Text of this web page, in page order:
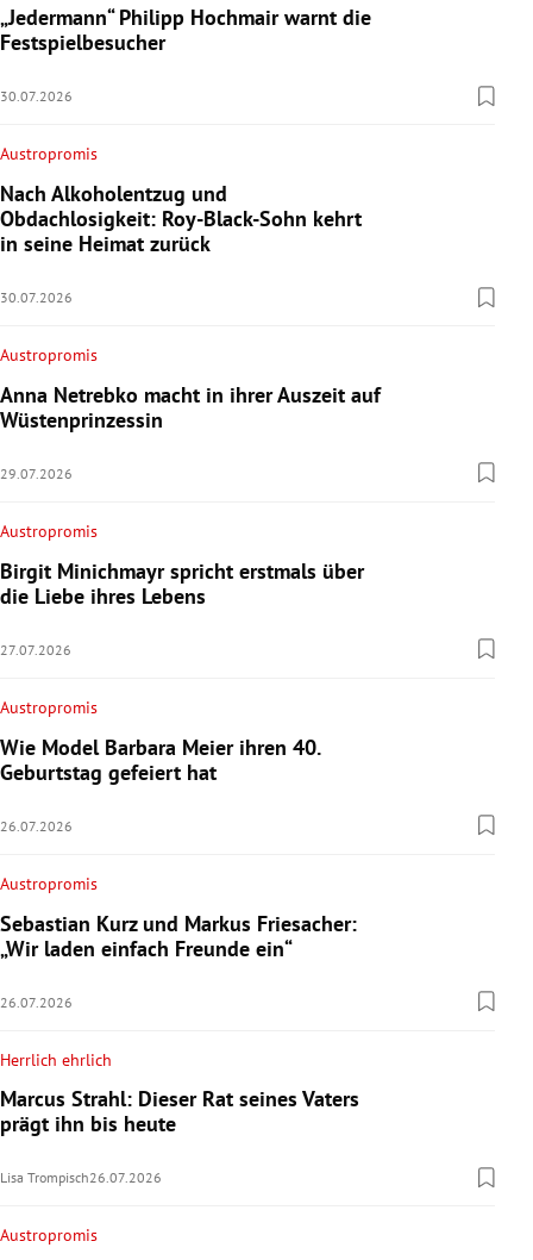
„Jedermann“ Philipp Hochmair warnt die
Festspielbesucher
30.07.2026
Austropromis
Nach Alkoholentzug und
Obdachlosigkeit: Roy-Black-Sohn kehrt
in seine Heimat zurück
30.07.2026
Austropromis
Anna Netrebko macht in ihrer Auszeit auf
Wüstenprinzessin
29.07.2026
Austropromis
Birgit Minichmayr spricht erstmals über
die Liebe ihres Lebens
27.07.2026
Austropromis
Wie Model Barbara Meier ihren 40.
Geburtstag gefeiert hat
26.07.2026
Austropromis
Sebastian Kurz und Markus Friesacher:
„Wir laden einfach Freunde ein“
26.07.2026
Herrlich ehrlich
Marcus Strahl: Dieser Rat seines Vaters
prägt ihn bis heute
Lisa Trompisch26.07.2026
Austropromis